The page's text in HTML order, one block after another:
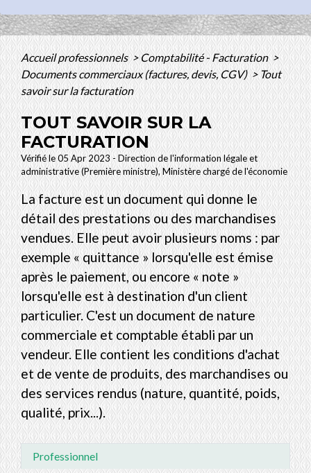
Accueil professionnels>Comptabilité - Facturation >
Documents commerciaux (factures, devis, CGV) > Tout
savoir sur la facturation
TOUT SAVOIR SUR LA
FACTURATION
Vérifié le 05 Apr 2023 - Direction de l'information légale et
administrative (Première ministre), Ministère chargé de l'économie
La facture est un document qui donne le
détail des prestations ou des marchandises
vendues. Elle peut avoir plusieurs noms : par
exemple « quittance » lorsqu'elle est émise
après le paiement, ou encore « note »
lorsqu'elle est à destination d'un client
particulier. C'est un document de nature
commerciale et comptable établi par un
vendeur. Elle contient les conditions d'achat
et de vente de produits, des marchandises ou
des services rendus (nature, quantité, poids,
qualité, prix...).
Professionnel